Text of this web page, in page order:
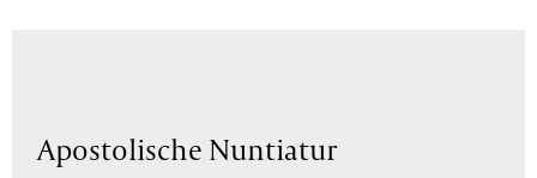
Apostolische Nuntiatur